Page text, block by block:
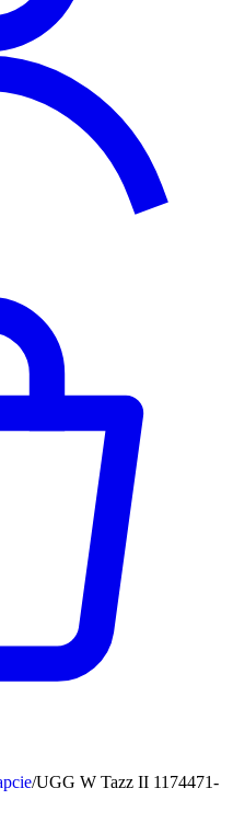
/UGG W Tazz II 1174471-